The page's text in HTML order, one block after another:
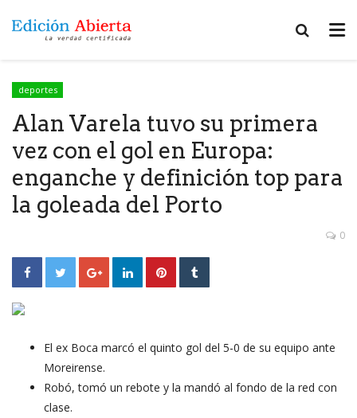
deportes
Alan Varela tuvo su primera
vez con el gol en Europa:
enganche y definición top para
la goleada del Porto
0
El ex Boca marcó el quinto gol del 5-0 de su equipo ante
Moreirense.
Robó, tomó un rebote y la mandó al fondo de la red con
clase.